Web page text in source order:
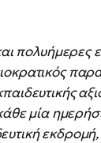
πολυήμερες
μία